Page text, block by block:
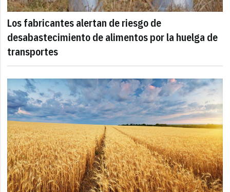
Los fabricantes alertan de riesgo de
desabastecimiento de alimentos por la huelga de
transportes